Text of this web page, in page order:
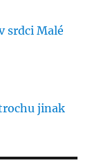
srdci Malé
jinak